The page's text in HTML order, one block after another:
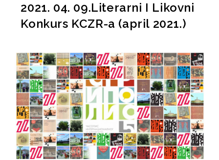
2021. 04. 09.Literarni I Likovni
Konkurs KCZR-a (april 2021.)